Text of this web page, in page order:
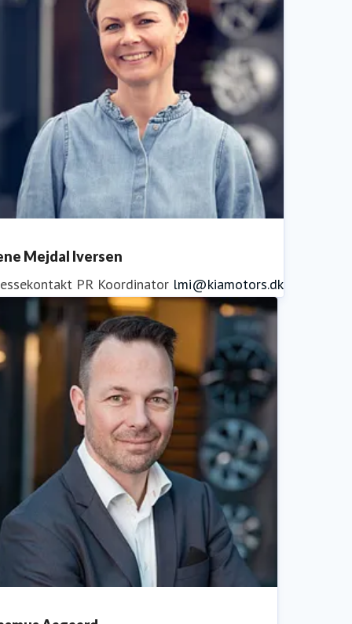
Mejdal Iversen
PR Koordinator lmi@kiamotors.dk